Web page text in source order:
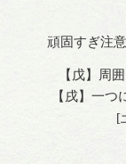
頑固すぎ注
【戊】周
【戌】一
[